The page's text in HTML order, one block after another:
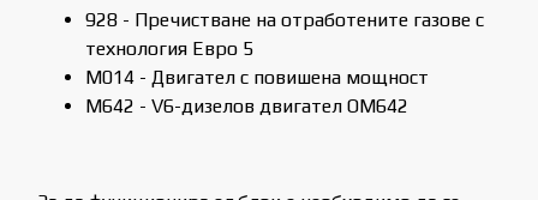
928 - Пречистване на отработените газове с
технология Евро 5
M014 - Двигател с повишена мощност
M642 - V6-дизелов двигател OM642